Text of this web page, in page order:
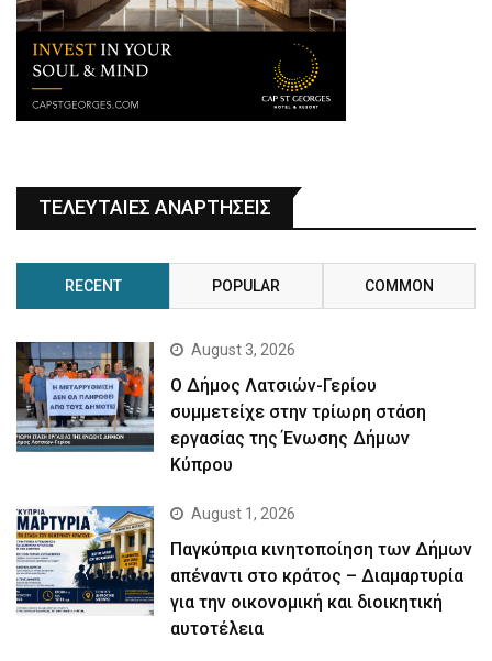
ΤΕΛΕΥΤΑΙΕΣ ΑΝΑΡΤΗΣΕΙΣ
RECENT POPULAR COMMON
August 3, 2026
Ο Δήμος Λατσιών-Γερίου
συμμετείχε στην τρίωρη στάση
εργασίας της Ένωσης Δήμων
Κύπρου
August 1, 2026
Παγκύπρια κινητοποίηση των Δήμων
απέναντι στο κράτος – Διαμαρτυρία
για την οικονομική και διοικητική
αυτοτέλεια